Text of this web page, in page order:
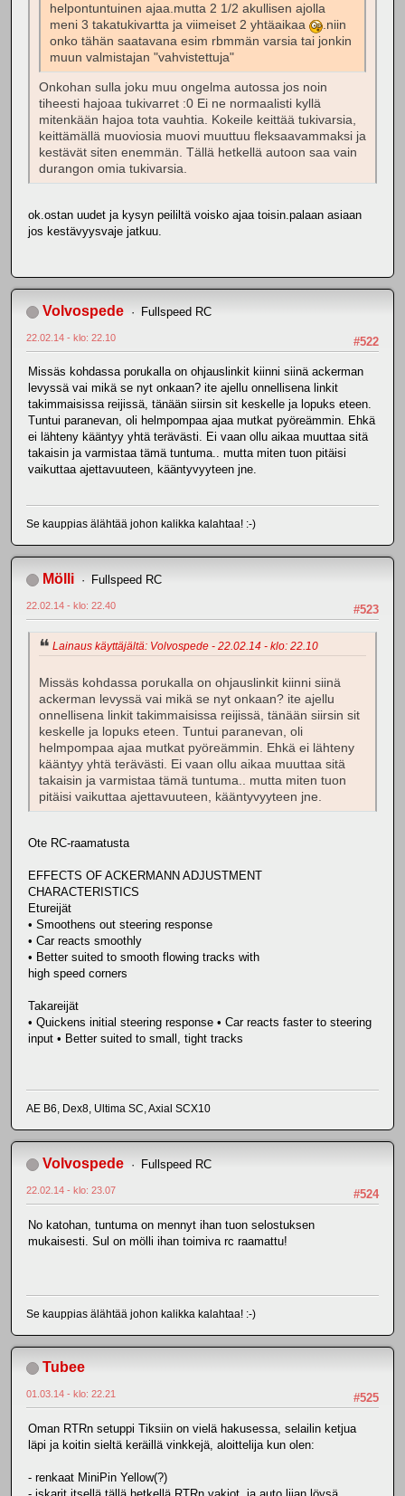
helpontuntuinen ajaa.mutta 2 1/2 akullisen ajolla
meni 3 takatukivartta ja viimeiset 2 yhtäaikaa
.niin
onko tähän saatavana esim rbmmän varsia tai jonkin
muun valmistajan "vahvistettuja"
Onkohan sulla joku muu ongelma autossa jos noin
tiheesti hajoaa tukivarret :0 Ei ne normaalisti kyllä
mitenkään hajoa tota vauhtia. Kokeile keittää tukivarsia,
keittämällä muoviosia muovi muuttuu fleksaavammaksi ja
kestävät siten enemmän. Tällä hetkellä autoon saa vain
durangon omia tukivarsia.
ok.ostan uudet ja kysyn peililtä voisko ajaa toisin.palaan asiaan
jos kestävyysvaje jatkuu.
Volvospede Fullspeed RC
#522
22.02.14 - klo: 22.10
Missäs kohdassa porukalla on ohjauslinkit kiinni siinä ackerman
levyssä vai mikä se nyt onkaan? ite ajellu onnellisena linkit
takimmaisissa reijissä, tänään siirsin sit keskelle ja lopuks eteen.
Tuntui paranevan, oli helmpompaa ajaa mutkat pyöreämmin. Ehkä
ei lähteny kääntyy yhtä terävästi. Ei vaan ollu aikaa muuttaa sitä
takaisin ja varmistaa tämä tuntuma.. mutta miten tuon pitäisi
vaikuttaa ajettavuuteen, kääntyvyyteen jne.
Se kauppias älähtää johon kalikka kalahtaa! :-)
Mölli Fullspeed RC
#523
22.02.14 - klo: 22.40
Lainaus käyttäjältä: Volvospede - 22.02.14 - klo: 22.10
Missäs kohdassa porukalla on ohjauslinkit kiinni siinä
ackerman levyssä vai mikä se nyt onkaan? ite ajellu
onnellisena linkit takimmaisissa reijissä, tänään siirsin sit
keskelle ja lopuks eteen. Tuntui paranevan, oli
helmpompaa ajaa mutkat pyöreämmin. Ehkä ei lähteny
kääntyy yhtä terävästi. Ei vaan ollu aikaa muuttaa sitä
takaisin ja varmistaa tämä tuntuma.. mutta miten tuon
pitäisi vaikuttaa ajettavuuteen, kääntyvyyteen jne.
Ote RC-raamatusta
EFFECTS OF ACKERMANN ADJUSTMENT
CHARACTERISTICS
Etureijät
• Smoothens out steering response
• Car reacts smoothly
• Better suited to smooth flowing tracks with
high speed corners
Takareijät
• Quickens initial steering response • Car reacts faster to steering
input • Better suited to small, tight tracks
AE B6, Dex8, Ultima SC, Axial SCX10
Volvospede Fullspeed RC
#524
22.02.14 - klo: 23.07
No katohan, tuntuma on mennyt ihan tuon selostuksen
mukaisesti. Sul on mölli ihan toimiva rc raamattu!
Se kauppias älähtää johon kalikka kalahtaa! :-)
Tubee
#525
01.03.14 - klo: 22.21
Oman RTRn setuppi Tiksiin on vielä hakusessa, selailin ketjua
läpi ja koitin sieltä keräillä vinkkejä, aloittelija kun olen:
- renkaat MiniPin Yellow(?)